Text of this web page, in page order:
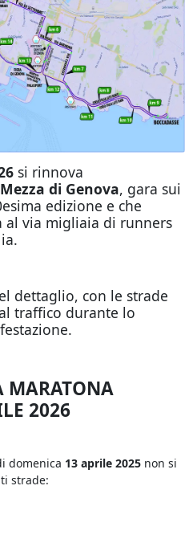
si rinnova
Mezza di Genova, gara sui
edizione e che
al via migliaia di runners
dettaglio, con le strade
traffico durante lo
MARATONA
2026
domenica 13 aprile 2025non si
strade: